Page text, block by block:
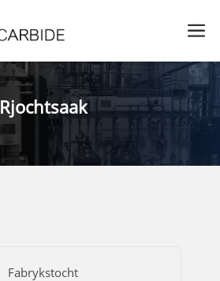
Rjochtsaak
Fabrykstocht